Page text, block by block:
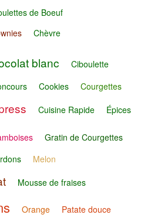
de Boeuf
Chèvre
blanc
Ciboulette
Cookies
Courgettes
Cuisine Rapide Épices
Gratin de Courgettes
Melon
Mousse de fraises
Orange Patate douce